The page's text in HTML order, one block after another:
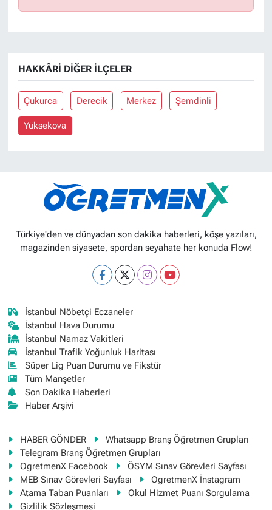
HAKKÂRI DIĞER İLÇELER
Çukurca Derecik Merkez Şemdinli
Yüksekova
Türkiye'den ve dünyadan son dakika haberleri, köşe yazıları,
magazinden siyasete, spordan seyahate her konuda Flow!
İstanbul Nöbetçi Eczaneler
İstanbul Hava Durumu
İstanbul Namaz Vakitleri
İstanbul Trafik Yoğunluk Haritası
Süper Lig Puan Durumu ve Fikstür
Tüm Manşetler
Son Dakika Haberleri
Haber Arşivi
HABER GÖNDER
Whatsapp Branş Öğretmen Grupları
Telegram Branş Öğretmen Grupları
OgretmenX Facebook
ÖSYM Sınav Görevleri Sayfası
MEB Sınav Görevleri Sayfası
OgretmenX İnstagram
Atama Taban Puanları
Okul Hizmet Puanı Sorgulama
Gizlilik Sözleşmesi